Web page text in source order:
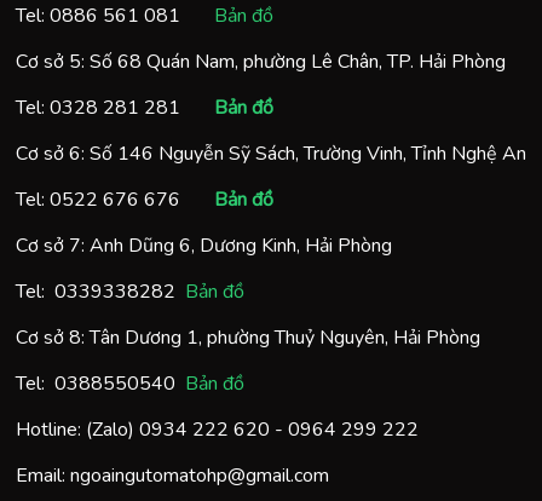
Tel: 0886 561 081
Bản đồ
Cơ sở 5: Số 68 Quán Nam, phường Lê Chân, TP. Hải Phòng
Tel: 0328 281 281
Bản đồ
Cơ sở 6: Số 146 Nguyễn Sỹ Sách, Trường Vinh, Tỉnh Nghệ An
Tel: 0522 676 676
Bản đồ
Cơ sở 7: Anh Dũng 6, Dương Kinh, Hải Phòng
Tel: 0339338282 Bản đồ
Cơ sở 8: Tân Dương 1, phường Thuỷ Nguyên, Hải Phòng
Tel: 0388550540 Bản đồ
Hotline: (Zalo) 0934 222 620 - 0964 299 222
Email: ngoaingutomatohp@gmail.com